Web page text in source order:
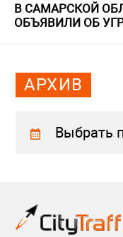
В САМАРСКОЙ
ОБЪЯВИЛИ ОБ
АРХИВ
Выбрать